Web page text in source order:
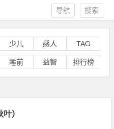
搜索
导航
少儿 感人 TAG
睡前 益智 排行榜
）